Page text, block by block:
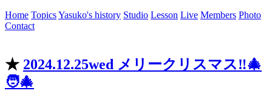
Home TopicsYasuko's history Studio Lesson Live Members Photo
Contact
★ 2024.12.25wed メリークリスマス‼️🎄
🧑‍🎄